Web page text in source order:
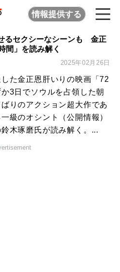
情報提供する
るセクシーなシーンも 金正
間」を読み解く
2025年02月26日
た金正恩肝いりの映画「72
3日でソウルを占領した朝
りのアクション超大作であ
級のオシント（公開情報）
木琢磨氏が読み解く。...